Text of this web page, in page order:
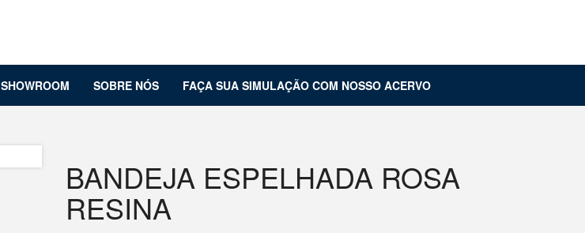
SHOWROOM SOBRE NÓS FAÇA SUA SIMULAÇÃO COM NOSSO ACERVO
BANDEJA ESPELHADA ROSA
RESINA